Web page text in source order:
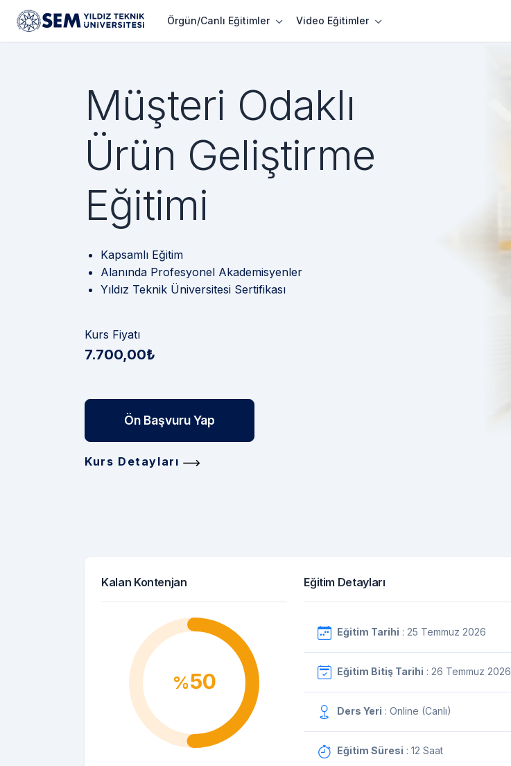
Örgün/Canlı Eğitimler Video Eğitimler
Müşteri Odaklı
Ürün Geliştirme
Eğitimi
Kapsamlı Eğitim
Alanında Profesyonel Akademisyenler
Yıldız Teknik Üniversitesi Sertifikası
Kurs Fiyatı
7.700,00₺
Ön Başvuru Yap
Kurs Detayları
Kalan Kontenjan
%50
Eğitim Detayları
Eğitim Tarihi : 25 Temmuz 2026
Eğitim Bitiş Tarihi : 26 Temmuz 2026
Ders Yeri : Online (Canlı)
Eğitim Süresi : 12 Saat